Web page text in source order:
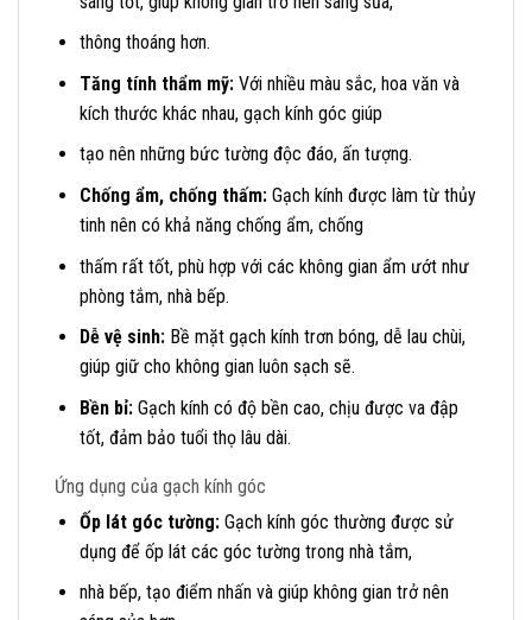
thông thoáng hơn.
Tăng tính thẩm mỹ:Với nhiều màu sắc, hoa văn và
kích thước khác nhau, gạch kính góc giúp
tạo nên những bức tường độc đáo, ấn tượng.
Chống ẩm, chống thấm:Gạch kính được làm từ thủy
tinh nên có khả năng chống ẩm, chống
thấm rất tốt, phù hợp với các không gian ẩm ướt như
phòng tắm, nhà bếp.
Dễ vệ sinh:Bề mặt gạch kính trơn bóng, dễ lau chùi,
giúp giữ cho không gian luôn sạch sẽ.
Bền bỉ:Gạch kính có độ bền cao, chịu được va đập
tốt, đảm bảo tuổi thọ lâu dài.
Ứng dụng của gạch kính góc
Ốp lát góc tường:Gạch kính góc thường được sử
dụng để ốp lát các góc tường trong nhà tắm,
nhà bếp, tạo điểm nhấn và giúp không gian trở nên